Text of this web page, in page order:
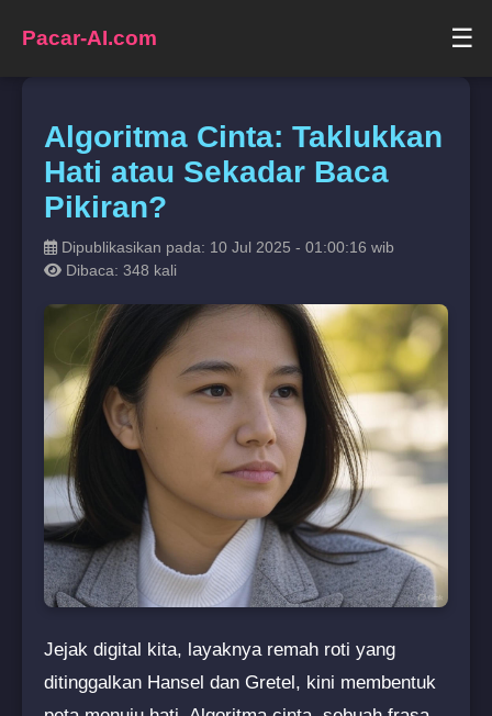
Pacar-AI.com ☰
Algoritma Cinta: Taklukkan
Hati atau Sekadar Baca
Pikiran?
Dipublikasikan pada: 10 Jul 2025 - 01:00:16 wib
Dibaca: 348 kali
Jejak digital kita, layaknya remah roti yang
ditinggalkan Hansel dan Gretel, kini membentuk